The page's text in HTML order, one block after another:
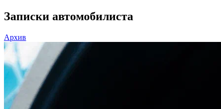
Записки автомобилиста
Архив